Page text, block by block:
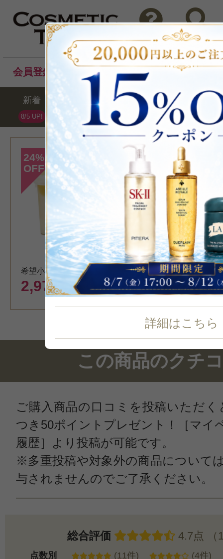
問い合わせ 検索
会員登録後のお買い物でポイントプレゼント！
新着
8/5 UP!
セール ランキング ブ
詳細はこちら
24%
OFF
希望小売価格 3,960円
2,979 円（税込）
[ダヴィネス]
>ダヴィネスエ
ヌ コンディシ
洗い流す
この商品のクチ
ご購入商品の口コミを投稿いただく
つき50ポイントプレゼント！［マイ
履歴］より投稿が可能です。
※多重投稿や対象外の商品について
与されませんのでご了承ください。
総合評価 4.7点 （
点数別 (11件) (4件)